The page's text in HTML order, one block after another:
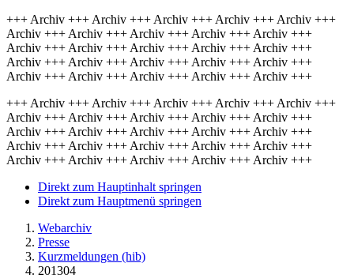
+++ Archiv +++ Archiv +++ Archiv +++ Archiv +++ Archiv +++
Archiv +++ Archiv +++ Archiv +++ Archiv +++ Archiv +++
Archiv +++ Archiv +++ Archiv +++ Archiv +++ Archiv +++
Archiv +++ Archiv +++ Archiv +++ Archiv +++ Archiv +++
Archiv +++ Archiv +++ Archiv +++ Archiv +++ Archiv +++
+++ Archiv +++ Archiv +++ Archiv +++ Archiv +++ Archiv +++
Archiv +++ Archiv +++ Archiv +++ Archiv +++ Archiv +++
Archiv +++ Archiv +++ Archiv +++ Archiv +++ Archiv +++
Archiv +++ Archiv +++ Archiv +++ Archiv +++ Archiv +++
Archiv +++ Archiv +++ Archiv +++ Archiv +++ Archiv +++
Direkt zum Hauptinhalt springen
Direkt zum Hauptmenü springen
Webarchiv
Presse
Kurzmeldungen (hib)
201304